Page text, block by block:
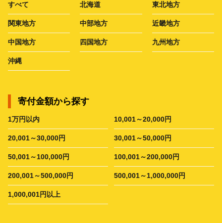
すべて 北海道 東北地方
関東地方 中部地方 近畿地方
中国地方 四国地方 九州地方
沖縄
寄付金額から探す
1万円以内 10,001～20,000円
20,001～30,000円 30,001～50,000円
50,001～100,000円 100,001～200,000円
200,001～500,000円 500,001～1,000,000円
1,000,001円以上